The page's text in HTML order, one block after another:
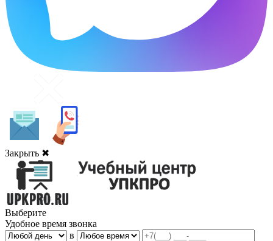
Закрыть ✖
Выберите
Удобное время звонка
в